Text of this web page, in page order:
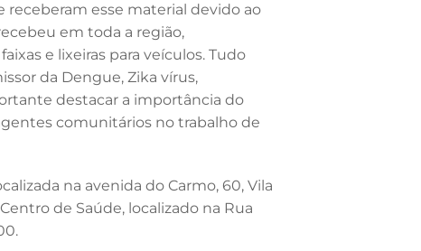
esse material devido ao
em toda a região,
e lixeiras para veículos. Tudo
da Dengue, Zika vírus,
destacar a importância do
comunitários no trabalho de
na avenida do Carmo, 60, Vila
de Saúde, localizado na Rua